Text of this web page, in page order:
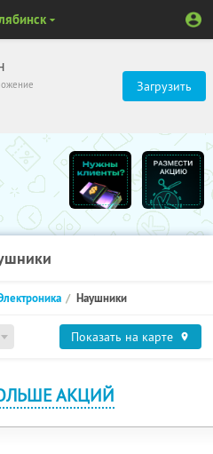
Загрузить
Наушники
Показать на карте
АКЦИЙ